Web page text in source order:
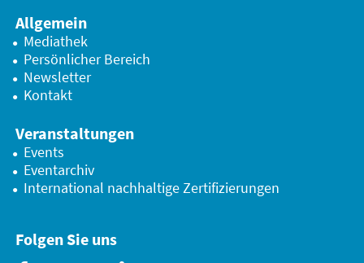
Allgemein
Mediathek
Persönlicher Bereich
Newsletter
Kontakt
Veranstaltungen
Events
Eventarchiv
International nachhaltige Zertifizierungen
Folgen Sie uns